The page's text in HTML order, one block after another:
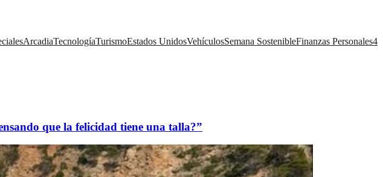
ArcadiaTecnologíaTurismoEstados UnidosVehículosSemana SostenibleFinanzas Personales4
que la felicidad tiene una talla?”